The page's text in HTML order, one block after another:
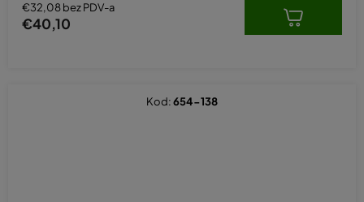
€32,08 bez PDV-a
€40,10
Kod:654-138